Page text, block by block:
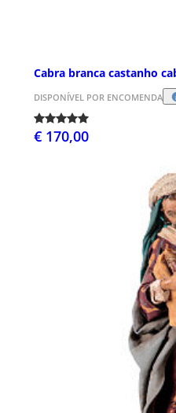
Cabra branca castanho
DISPONÍVEL POR ENCOMENDA
€ 170,00